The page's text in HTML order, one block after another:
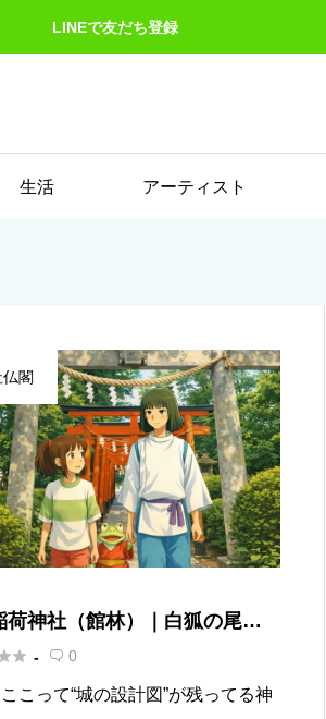
LINEで友だち登録
生活 アーティスト
閣
荷神社（館林）｜白狐の尾曳
館林城の守護神、御朱印と“水
を感じる歴史パワースポット
 -  0
ここって“城の設計図”が残ってる神